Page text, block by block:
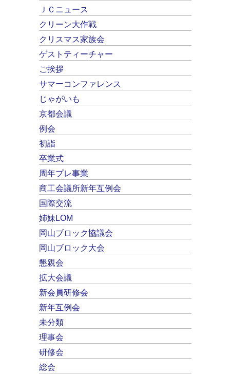
ＪＣニュース
クリーン大作戦
クリスマス家族会
ゲストティーチャー
ご挨拶
サマーコンファレンス
じゃがいも
京都会議
例会
初詣
卒業式
周年プレ事業
商工会議所新年互例会
国際交流
姉妹LOM
岡山ブロック協議会
岡山ブロック大会
懇親会
拡大会議
新会員研修会
新年互例会
未分類
理事会
研修会
総会